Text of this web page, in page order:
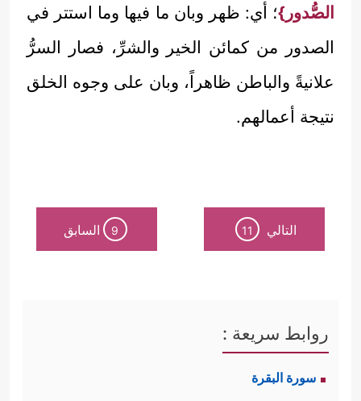
الصُّدور}؛ أي: ظهر وبان ما فيها وما استتر في
الصدور من كمائن الخير والشرِّ، فصار السرُّ
علانيةً والباطن ظاهراً، وبان على وجوه الخلق
نتيجة أعمالهم.
التالي 11
9 السابق
روابط سريعة :
سورة البقرة